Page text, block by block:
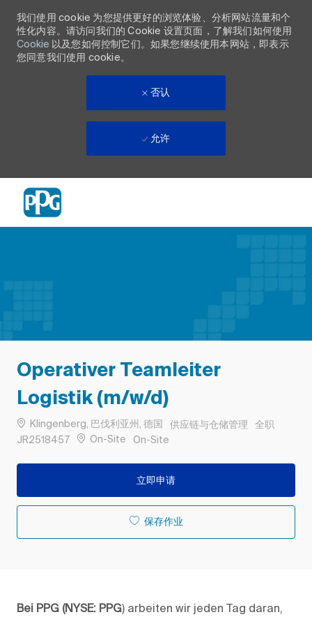
我们使用 cookie 为您提供更好的浏览体验、分析网站流量和个
性化内容。请访问我们的 Cookie 设置页面，了解我们如何使用
Cookie 以及您如何控制它们。如果您继续使用本网站，即表示
您同意我们使用 cookie。
否认
允许
Operativer Teamleiter
Logistik (m/w/d)
位置Klingenberg, 巴伐利亚州, 德国 类别
供应链与仓储管理 工作类型
全职
作业 ID
JR2518457 On-Site Remote
On-Site
立即申请
保存作业
Bei PPG (NYSE: PPG) arbeiten wir jeden Tag daran,